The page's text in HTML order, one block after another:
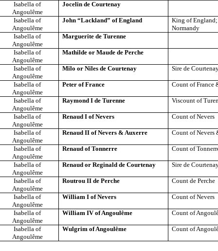
Isabella of
Angoulême
Jocelin de Courtenay
Isabella of
Angoulême
John “Lackland” of England
King of
Normandy
Isabella of
Angoulême
Marguerite de Turenne
Isabella of
Angoulême
Mathilde or Maude de Perche
Isabella of
Angoulême
Milo or Niles de Courtenay Sire de
Isabella of
Angoulême
Peter of France Count of France
Isabella of
Angoulême
Raymond I de Turenne Viscount of
Isabella of
Angoulême
Renaud I of Nevers Count of Nevers
Isabella of
Angoulême
Renaud II of Nevers & Auxerre Count of Nevers
Isabella of
Angoulême
Renaud of Tonnerre Count of
Isabella of
Angoulême
Renaud or Reginald de Courtenay Sire de
Isabella of
Angoulême
Routrou II de Perche Count de Perche
Isabella of
Angoulême
William I of Nevers Count of Nevers
Isabella of
Angoulême
William IV of Angoulême Count of
Isabella of
Angoulême
Wulgrim of Angoulême Count of